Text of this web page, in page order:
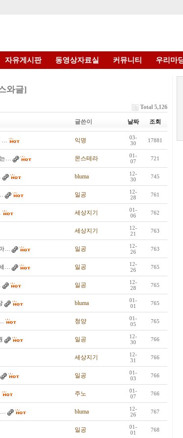
자유게시판 동영상자료실 커뮤니티 우리마
와글]
Total 5,126
글쓴이 날짜 조회
… 익명
03-
30
17881
는… 몬스테라
01-
07
721
bluma
12-
30
745
일공
12-
28
761
세상지기
01-
06
762
세상지기
12-
21
763
… 일공
12-
26
763
… 일공
12-
26
765
일공
12-
28
765
bluma
01-
01
765
청양
01-
05
765
일공
12-
30
766
세상지기
12-
31
766
일공
01-
03
766
주노
01-
07
766
… bluma
12-
26
767
일공
01-
01
768